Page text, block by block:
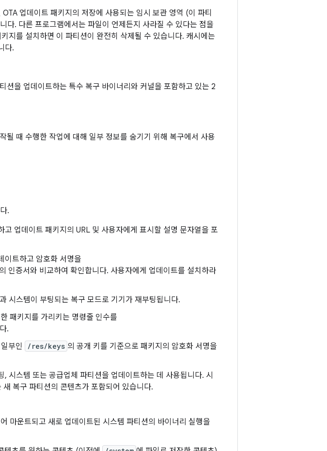
업데이트 패키지의 저장에 사용되는 임시 보관 영역 (이 파티
다. 다른 프로그램에서는 파일이 언제든지 사라질 수 있다는 점을
지를 설치하면 이 파티션이 완전히 삭제될 수 있습니다. 캐시에는
다.
션을 업데이트하는 특수 복구 바이너리와 커널을 포함하고 있는 2
될 때 수행한 작업에 대해 일부 정보를 숨기기 위해 복구에서 사용
.
업데이트 패키지의 URL 및 사용자에게 표시할 설명 문자열을 포
이트하고 암호화 서명을
의 인증서와 비교하여 확인합니다. 사용자에게 업데이트를 설치하라
시스템이 부팅되는 복구 모드로 기기가 재부팅됩니다.
패키지를 가리키는 명령줄 인수를
.
부인
/res/keys 의 공개 키를 기준으로 패키지의 암호화 서명을
시스템 또는 공급업체 파티션을 업데이트하는 데 사용됩니다. 시
복구 파티션의 콘텐츠가 포함되어 있습니다.
마운트되고 새로 업데이트된 시스템 파티션의 바이너리 실행을